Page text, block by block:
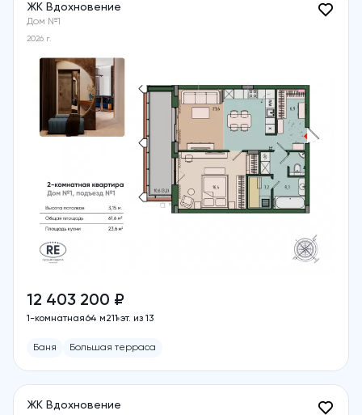
ЖК Вдохновение
Дом №1
2026 г.
12 403 200 ₽
1-комнатная64 м211 эт. из 13
Баня Большая терраса
ЖК Вдохновение